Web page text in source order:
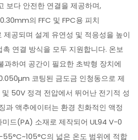
보다 안전한 연결을 제공하며,
의 FFC 및 FPC용 피치
공되며 설계 유연성 및 적응성을 높이
연결 방식을 모두 지원합니다. 온보
과하여 공간이 필요한 초박형 장치에
코팅된 금도금 인청동으로 제
50V 정격 전압에서 뛰어난 전기적 성
과 액추에이터는 환경 친화적인 액정
드(PA) 소재로 제작되어 UL94 V-0
의 넓은 온도 범위에 적합